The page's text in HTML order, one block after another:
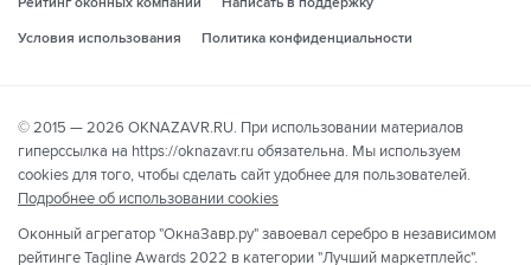
Условия использования
Политика конфиденциальности
© 2015 — 2026 OKNAZAVR.RU. При использовании материалов
гиперссылка на https://oknazavr.ru обязательна. Мы используем
cookies для того, чтобы сделать сайт удобнее для пользователей.
Подробнее об использовании cookies
Оконный агрегатор "ОкнаЗавр.ру" завоевал серебро в независимом
рейтинге Tagline Awards 2022 в категории "Лучший маркетплейс".